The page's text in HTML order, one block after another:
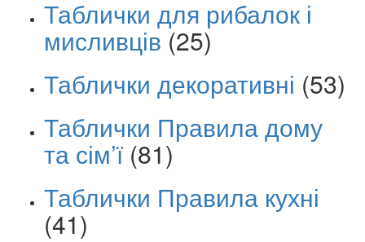
Таблички для рибалок і
мисливців (25)
Таблички декоративні (53)
Таблички Правила дому
та сім’ї (81)
Таблички Правила кухні
(41)